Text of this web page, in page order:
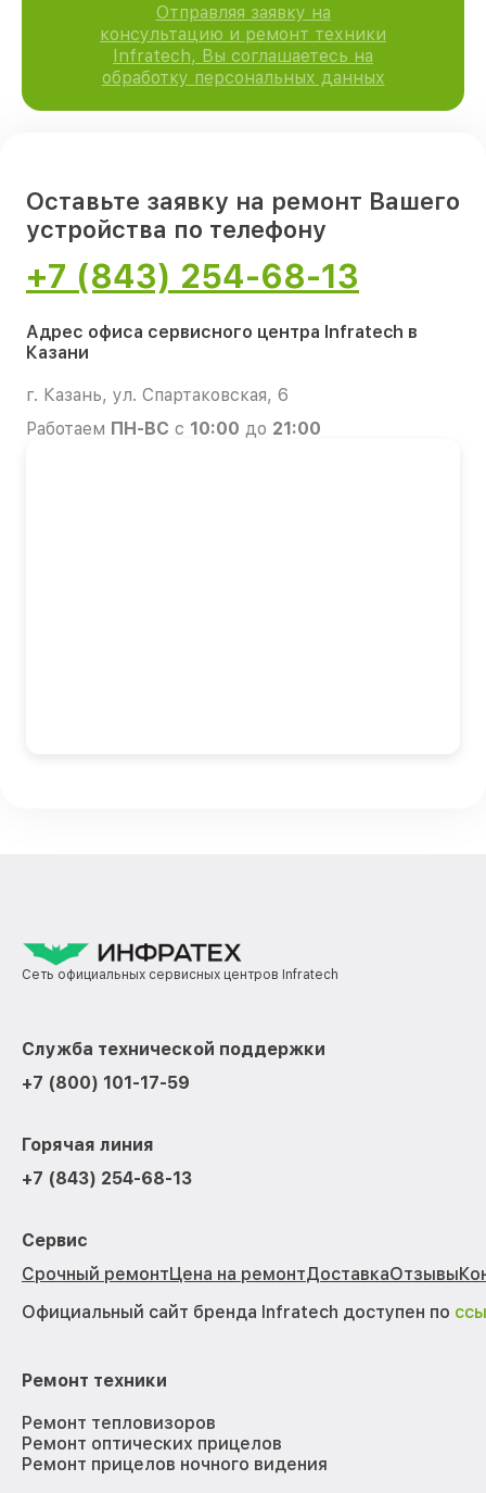
Отправляя заявку на
консультацию и ремонт техники
Infratech, Вы соглашаетесь на
обработку персональных данных
Оставьте заявку на ремонт Вашего
устройства по телефону
+7 (843) 254-68-13
Адрес офиса сервисного центра Infratech в
Казани
г. Казань, ул. Спартаковская, 6
Работаем ПН-ВС с 10:00 до 21:00
Сеть официальных сервисных центров Infratech
Служба технической поддержки
+7 (800) 101-17-59
Горячая линия
+7 (843) 254-68-13
Сервис
Срочный ремонтЦена на ремонтДоставкаОтзывы
Официальный сайт бренда Infratech доступен по
Ремонт техники
Ремонт тепловизоров
Ремонт оптических прицелов
Ремонт прицелов ночного видения